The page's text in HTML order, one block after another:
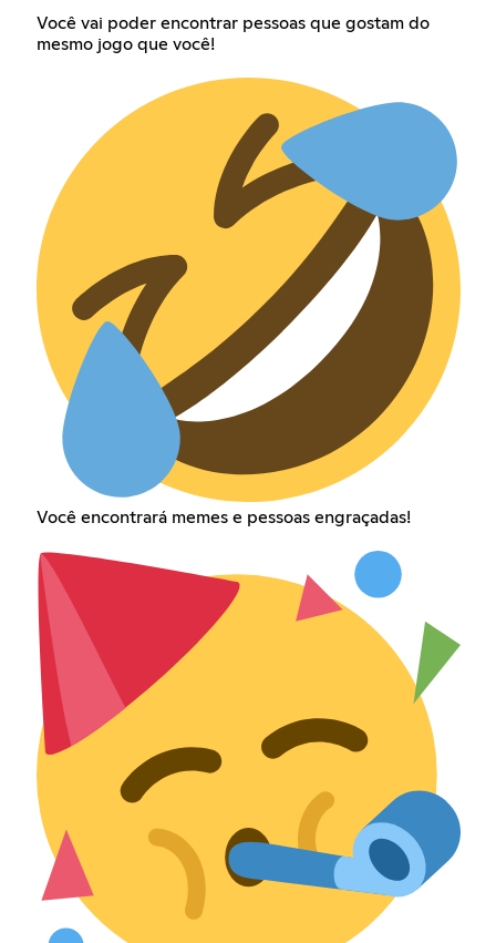
Você vai poder encontrar pessoas que gostam do
mesmo jogo que você!
Você encontrará memes e pessoas engraçadas!